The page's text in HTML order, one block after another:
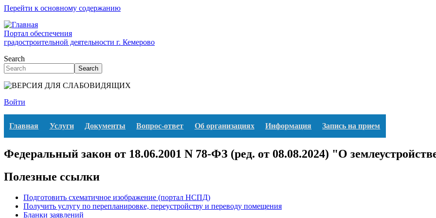
Перейти к основному содержанию
Портал обеспечения
градостроительной деятельности г. Кемерово
Search
Search
Войти
Главная Услуги Документы Вопрос-ответ Об организациях Информация Запись на прием
Федеральный закон от 18.06.2001 N 78-ФЗ (ред. от 08.08.2024) "О
Полезные ссылки
Подготовить схематичное изображение (портал НСПД)
Получить услугу по перепланировке, переустройству и переводу помещения
Бланки заявлений